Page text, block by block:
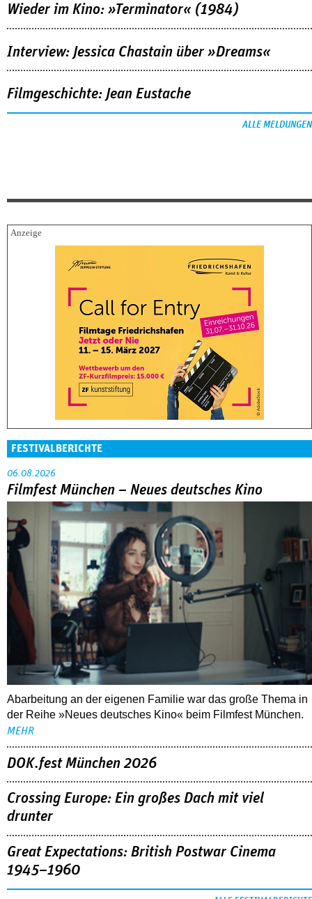
Wieder im Kino: »Terminator« (1984)
Interview: Jessica Chastain über »Dreams«
Filmgeschichte: Jean Eustache
ALLE MELDUNGEN
FESTIVALBERICHTE
Filmfest München – Neues deutsches Kino
Abarbeitung an der eigenen Familie war das große Thema in
der Reihe »Neues deutsches Kino« beim Filmfest München.
MEHR
DOK.fest München 2026
Crossing Europe: Ein großes Dach mit viel
drunter
Great Expectations: British Postwar Cinema
1945–1960
ALLE FESTIVALBERICHTE
03.08.2026
Interview mit Sandra Wollner